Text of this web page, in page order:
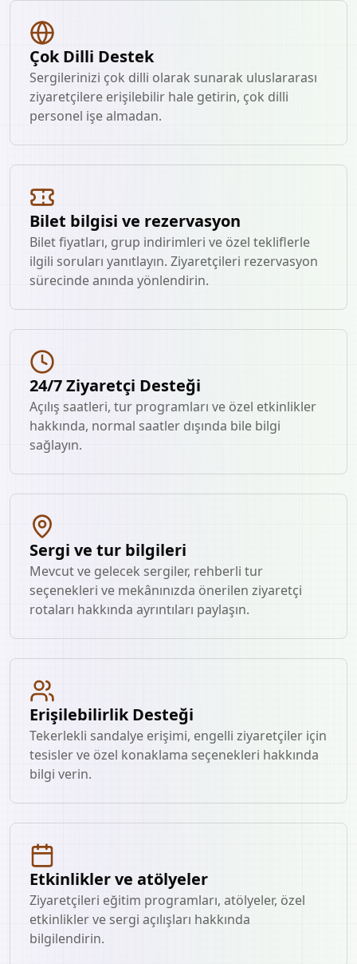
Çok Dilli Destek
Sergilerinizi çok dilli olarak sunarak uluslararası
ziyaretçilere erişilebilir hale getirin, çok dilli
personel işe almadan.
Bilet bilgisi ve rezervasyon
Bilet fiyatları, grup indirimleri ve özel tekliflerle
ilgili soruları yanıtlayın. Ziyaretçileri rezervasyon
sürecinde anında yönlendirin.
24/7 Ziyaretçi Desteği
Açılış saatleri, tur programları ve özel etkinlikler
hakkında, normal saatler dışında bile bilgi
sağlayın.
Sergi ve tur bilgileri
Mevcut ve gelecek sergiler, rehberli tur
seçenekleri ve mekânınızda önerilen ziyaretçi
rotaları hakkında ayrıntıları paylaşın.
Erişilebilirlik Desteği
Tekerlekli sandalye erişimi, engelli ziyaretçiler için
tesisler ve özel konaklama seçenekleri hakkında
bilgi verin.
Etkinlikler ve atölyeler
Ziyaretçileri eğitim programları, atölyeler, özel
etkinlikler ve sergi açılışları hakkında
bilgilendirin.